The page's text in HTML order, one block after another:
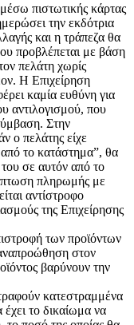
πιστωτικής κάρτας
την εκδότρια
και η τράπεζα θα
προβλέπεται με βάση
πελάτη χωρίς
Η Επιχείρηση
καμία ευθύνη για
αντιλογισμού, που
Στην
ο πελάτης είχε
από το κατάστημα”, θα
σε αυτόν από το
πληρωμής με
αντίστροφο
της Επιχείρησης
των προϊόντων
στον
βαρύνουν την
κατεστραμμένα
το δικαίωμα να